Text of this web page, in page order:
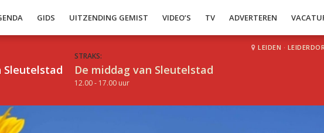
GIDS UITZENDING GEMIST VIDEO’S TV ADVERTEREN
Sleutelstad
STRAKS:
De middag van Sleutelstad
12.00 - 17.00 uur
LEIDEN ·